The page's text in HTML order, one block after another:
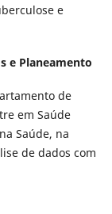
e
e Planeamento
de
em Saúde
Saúde, na
de dados com